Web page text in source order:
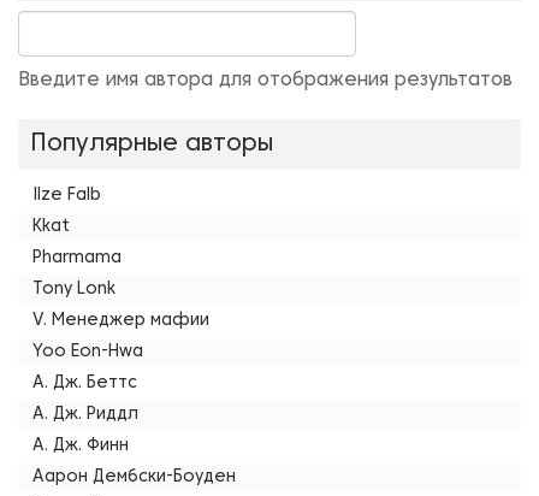
Введите имя автора для отображения результатов
Популярные авторы
Ilze Falb
Kkat
Pharmama
Tony Lonk
V. Менеджер мафии
Yoo Eon-Hwa
А. Дж. Беттс
А. Дж. Риддл
А. Дж. Финн
Аарон Дембски-Боуден